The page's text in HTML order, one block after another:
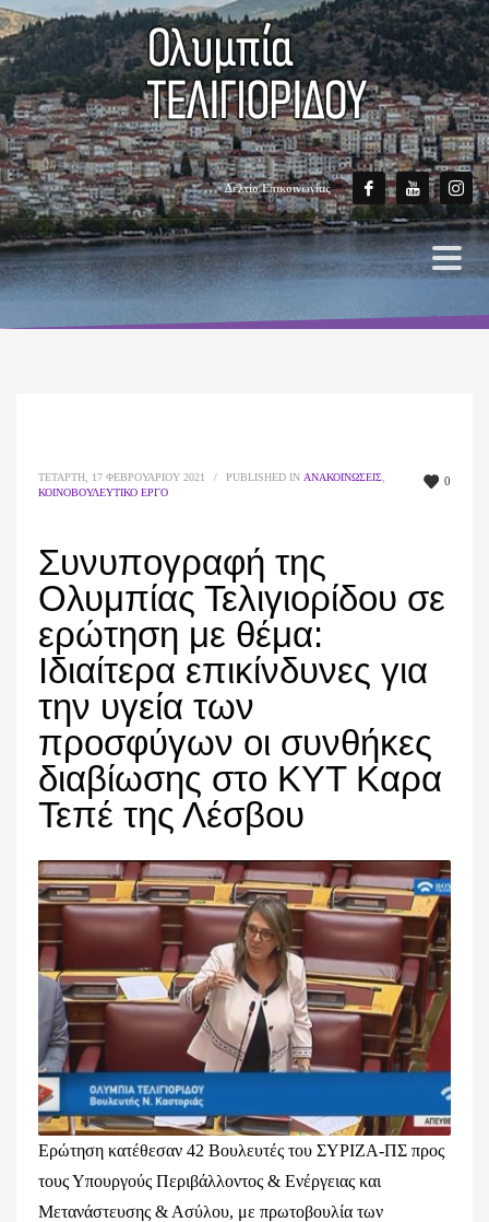
Δελτίο Επικοινωνίας
0
ΤΕΤΆΡΤΗ, 17 ΦΕΒΡΟΥΑΡΊΟΥ 2021 / PUBLISHED IN ΑΝΑΚΟΙΝΏΣΕΙΣ
ΚΟΙΝΟΒΟΥΛΕΥΤΙΚΌ ΈΡΓΟ
Συνυπογραφή της
Ολυμπίας Τελιγιορίδου σε
ερώτηση με θέμα:
Ιδιαίτερα επικίνδυνες για
την υγεία των
προσφύγων οι συνθήκες
διαβίωσης στο ΚΥΤ Καρα
Τεπέ της Λέσβου
Ερώτηση κατέθεσαν 42 Βουλευτές του ΣΥΡΙΖΑ-ΠΣ προς
τους Υπουργούς Περιβάλλοντος & Ενέργειας και
Μετανάστευσης & Ασύλου, με πρωτοβουλία των